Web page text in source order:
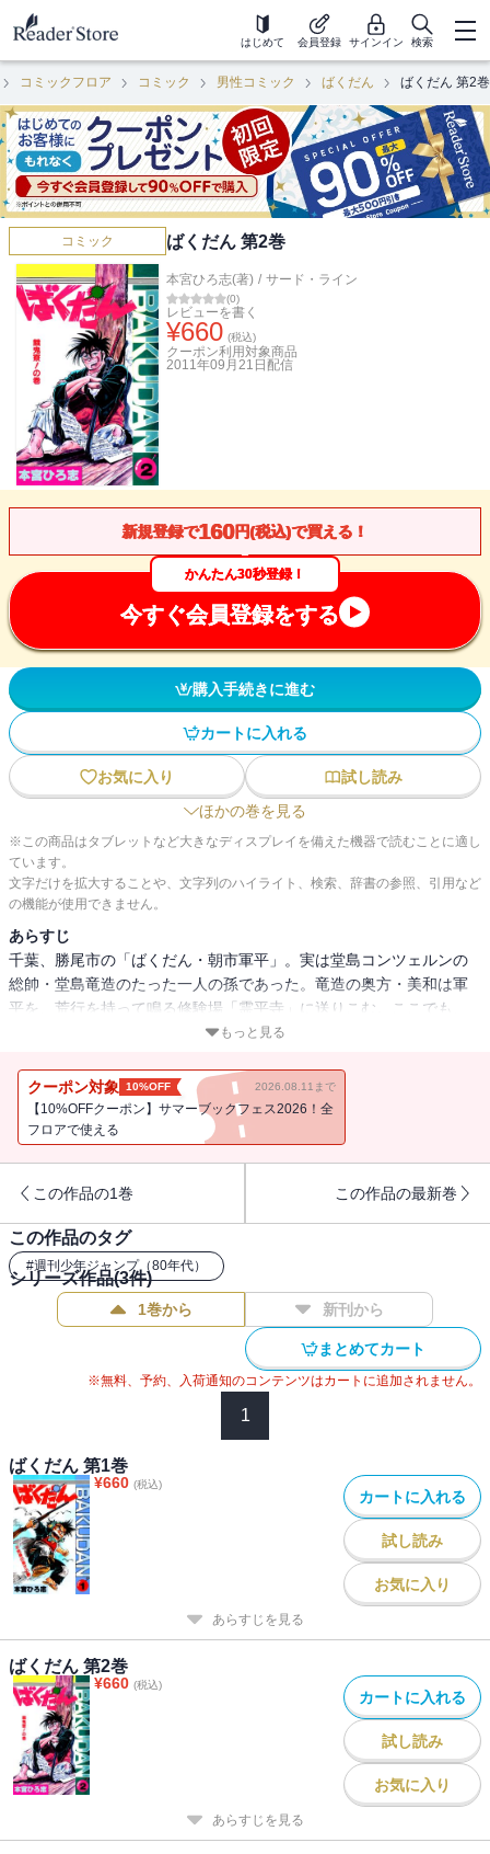
はじめて 会員登録 サインイン 検索
コミックフロア コミック 男性コミック ばくだん ばくだん 第2巻
コミック ばくだん 第2巻
本宮ひろ志(著) / サード・ライン
(0)
レビューを書く
¥660 (税込)
クーポン利用対象商品
2011年09月21日 配信
新規登録で160円(税込)で買える！
かんたん30秒登録！
今すぐ会員登録をする
購入手続きに進む
カートに入れる
お気に入り
試し読み
ほかの巻を見る
※この商品はタブレットなど大きなディスプレイを備えた機器で読むことに適し
ています。
文字だけを拡大することや、文字列のハイライト、検索、辞書の参照、引用など
の機能が使用できません。
あらすじ
千葉、勝尾市の「ばくだん・朝市軍平」。実は堂島コンツェルンの
総帥・堂島竜造のたった一人の孫であった。竜造の奥方・美和は軍
平を、荒行を持って鳴る修験場「霊平寺」に送りこむ。ここでも、
暴れまわる軍平であったが餓鬼寮に閉じ込められ、五千日の苦行を
もっと見る
クーポン対象 10%OFF 2026.08.11まで
【10%OFFクーポン】サマーブックフェス2026！全
フロアで使える
この作品の1巻 この作品の最新巻
この作品のタグ
#週刊少年ジャンプ（80年代）
シリーズ作品(3件)
1巻から 新刊から
まとめてカート
※無料、予約、入荷通知のコンテンツはカートに追加されません。
1
ばくだん 第1巻
¥660 (税込)
カートに入れる
試し読み
お気に入り
あらすじを見る
ばくだん 第2巻
¥660 (税込)
カートに入れる
試し読み
お気に入り
あらすじを見る